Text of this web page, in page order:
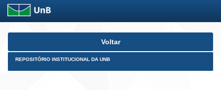
Skip
Voltar
REPOSITÓRIO INSTITUCIONAL DA UNB